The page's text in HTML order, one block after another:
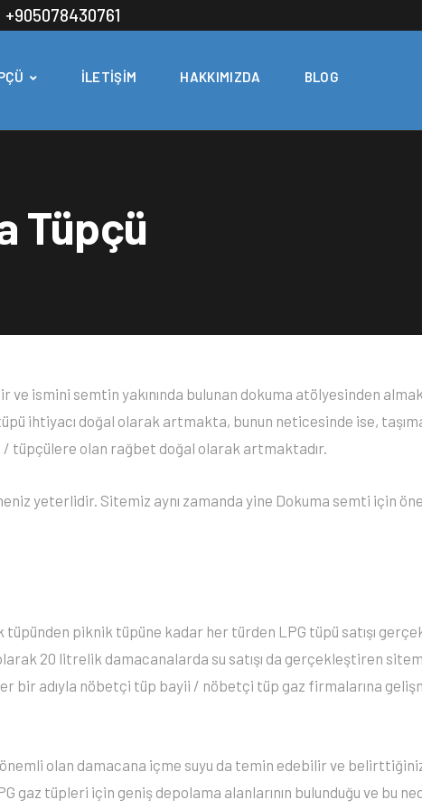
+905078430761
İLETIŞIM HAKKIMIZDA BLOG
Tüpçü
ve ismini semtin yakınında bulunan dokuma atölyesinden
ihtiyacı doğal olarak artmakta, bunun neticesinde ise,
tüpçülere olan rağbet doğal olarak artmaktadır.
yeterlidir. Sitemiz aynı zamanda yine Dokuma semti için
piknik tüpüne kadar her türden LPG tüpü satışı
20 litrelik damacanalarda su satışı da gerçekleştiren
bir adıyla nöbetçi tüp bayii / nöbetçi tüp gaz firmalarına
olan damacana içme suyu da temin edebilir ve
tüpleri için geniş depolama alanlarının bulunduğu ve bu